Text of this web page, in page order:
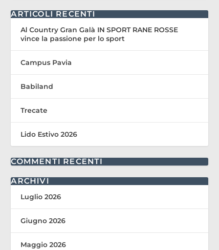
ARTICOLI RECENTI
Al Country Gran Galà IN SPORT RANE ROSSE
vince la passione per lo sport
Campus Pavia
Babiland
Trecate
Lido Estivo 2026
COMMENTI RECENTI
ARCHIVI
Luglio 2026
Giugno 2026
Maggio 2026